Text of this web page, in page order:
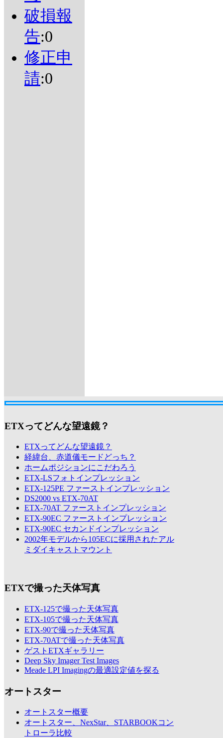
破損報
告:0
修正申
請:0
ETXってどんな望遠鏡？
ETXってどんな望遠鏡？
経緯台、赤道儀モードどっち？
ホームポジションにこだわろう
ETX-LSフォトインプレッション
ETX-125PE ファーストインプレッション
DS2000 vs ETX-70AT
ETX-70AT ファーストインプレッション
ETX-90EC ファーストインプレッション
ETX-90EC セカンドインプレッション
2002年モデルから105ECに採用されたアル
ミダイキャストマウント
ETXで撮った天体写真
ETX-125で撮った天体写真
ETX-105で撮った天体写真
ETX-90で撮った天体写真
ETX-70ATで撮った天体写真
ゲストETXギャラリー
Deep Sky Imager Test Images
Meade LPI Imagingの最適設定値を探る
オートスター
オートスター概要
オートスター、NexStar、STARBOOKコン
トローラ比較